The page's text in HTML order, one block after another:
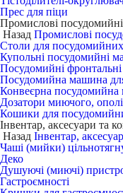
Прес для піци
Промислові
Назад Промислові
Столи для
Купольні посудомийні
Посудомийні
Посудомийна машина
Конвеєрна
Дозатори миючого,
Кошики для
Інвентар, аксесуари та
Назад Інвентар,
Чаші (мийки)
Деко
Душуючі (миючі)
Гастроємності